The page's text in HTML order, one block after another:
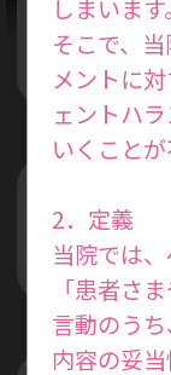
しまいます。
そこで、
メントに
ェントハ
いくこと
2．定義
当院では
「患者さ
言動のう
内容の妥
女性の本
プライ
治療